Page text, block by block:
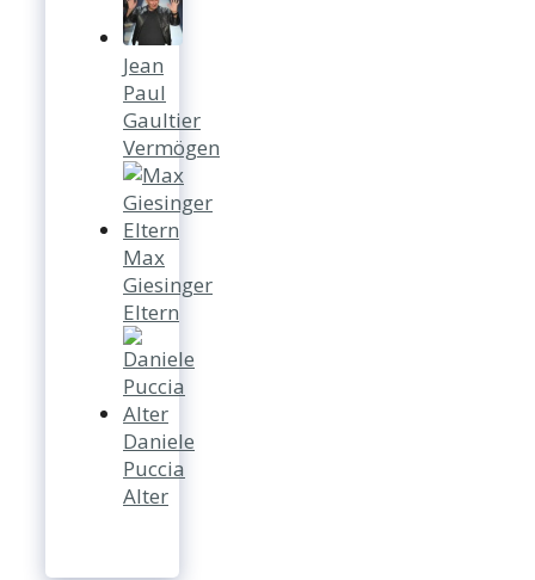
Jean
Paul
Gaultier
Vermögen
Max
Giesinger
Eltern
Daniele
Puccia
Alter